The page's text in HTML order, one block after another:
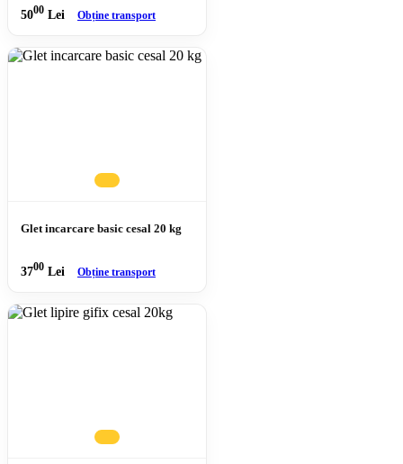
5000 Lei Obține transport
Glet incarcare basic cesal 20 kg
3700 Lei Obține transport